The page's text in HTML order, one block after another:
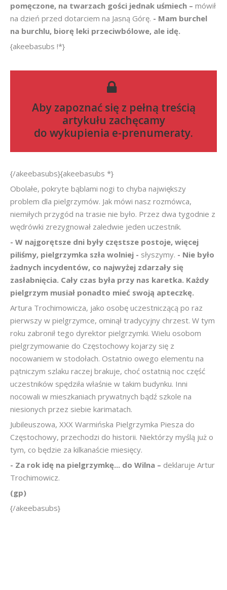
pomęczone, na twarzach gości jednak uśmiech – mówił
na dzień przed dotarciem na Jasną Górę. - Mam burchel
na burchlu, biorę leki przeciwbólowe, ale idę.
{akeebasubs !*}
Aby zapoznać się z pełną treścią
artykułu zachęcamy
do wykupienia e-prenumeraty.
{/akeebasubs}{akeebasubs *}
Obolałe, pokryte bąblami nogi to chyba największy
problem dla pielgrzymów. Jak mówi nasz rozmówca,
niemiłych przygód na trasie nie było. Przez dwa tygodnie z
wędrówki zrezygnował zaledwie jeden uczestnik.
- W najgorętsze dni były częstsze postoje, więcej
piliśmy, pielgrzymka szła wolniej - słyszymy. - Nie było
żadnych incydentów, co najwyżej zdarzały się
zasłabnięcia. Cały czas była przy nas karetka. Każdy
pielgrzym musiał ponadto mieć swoją apteczkę.
Artura Trochimowicza, jako osobę uczestniczącą po raz
pierwszy w pielgrzymce, ominął tradycyjny chrzest. W tym
roku zabronił tego dyrektor pielgrzymki. Wielu osobom
pielgrzymowanie do Częstochowy kojarzy się z
nocowaniem w stodołach. Ostatnio owego elementu na
pątniczym szlaku raczej brakuje, choć ostatnią noc część
uczestników spędziła właśnie w takim budynku. Inni
nocowali w mieszkaniach prywatnych bądź szkole na
niesionych przez siebie karimatach.
Jubileuszowa, XXX Warmińska Pielgrzymka Piesza do
Częstochowy, przechodzi do historii. Niektórzy myślą już o
tym, co będzie za kilkanaście miesięcy.
- Za rok idę na pielgrzymkę... do Wilna – deklaruje Artur
Trochimowicz.
(gp)
{/akeebasubs}